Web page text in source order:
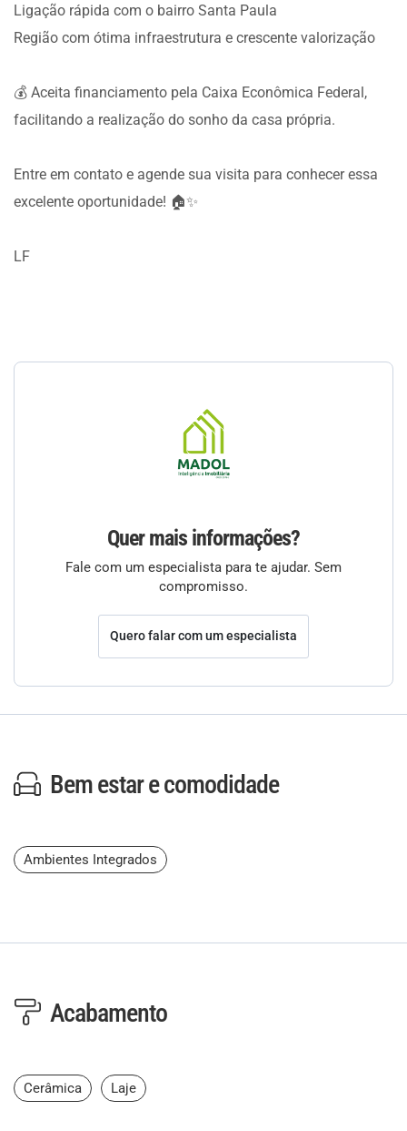
Ligação rápida com o bairro Santa Paula
Região com ótima infraestrutura e crescente valorização
💰 Aceita financiamento pela Caixa Econômica Federal,
facilitando a realização do sonho da casa própria.
Entre em contato e agende sua visita para conhecer essa
excelente oportunidade! 🏠✨
LF
Quer mais informações?
Fale com um especialista para te ajudar. Sem
compromisso.
Quero falar com um especialista
Bem estar e comodidade
Ambientes Integrados
Acabamento
Cerâmica Laje